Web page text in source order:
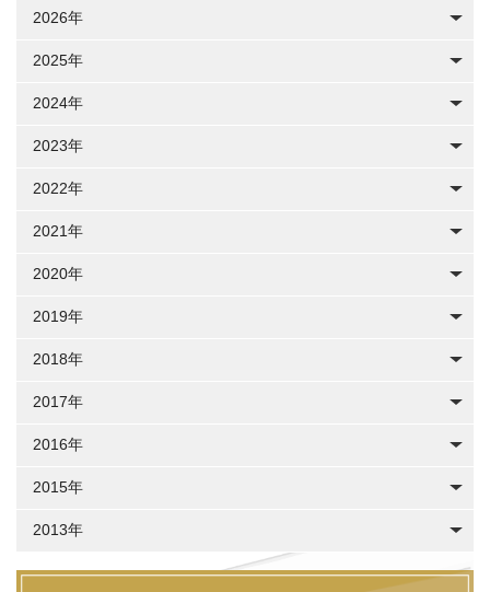
2026年
2025年
2024年
2023年
2022年
2021年
2020年
2019年
2018年
2017年
2016年
2015年
2013年